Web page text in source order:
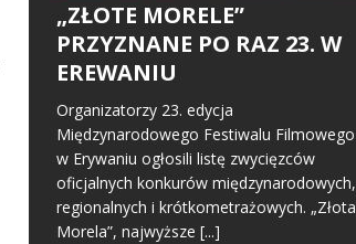
„ZŁOTE MORELE”
PRZYZNANE PO RAZ 23. W
EREWANIU
Organizatorzy 23. edycja
Międzynarodowego Festiwalu Filmowego
w Erywaniu ogłosili listę zwycięzców
oficjalnych konkurów międzynarodowych,
regionalnych i krótkometrażowych. „Złota
Morela”, najwyższe [...]